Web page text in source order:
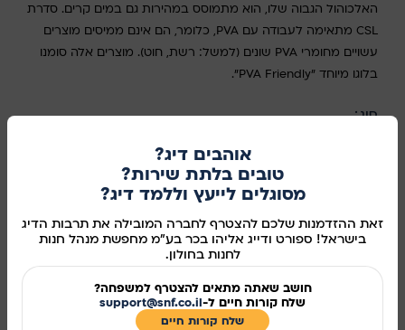
אוהבים דיג?
טובים בלתת שירות?
מסוגלים לייעץ וללמד דיג?
זאת ההזדמנות שלכם להצטרף לחברה המובילה את תרבות הדיג
בישראל! ספורט ודייג אליהו בכר בע"מ מחפשת מנהל חנות
לחנות בחולון.
חושב שאתה מתאים להצטרף למשפחה?
שלח קורות חיים ל-support@snf.co.il
שלח קורות חיים​
האלכוהול הגבוה שלו, הוא מתמוסס במהירות גם במים קרים. סדרת
CSL מתאימה לעבודה עם PVA, כלומר, הם אינם ממיסים מוצרים
עשויים מחומרי PVA שונים (למשל: רשת, חוט). מוצרים אלה סומנו
בלוגו מיוחד "PVA Friendly".
סוג
הוספה לסל
קנו עכשיו